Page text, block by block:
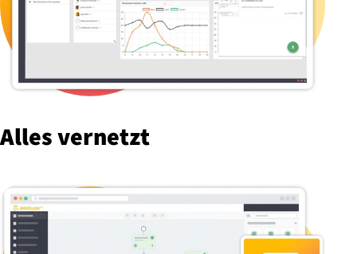
Alles vernetzt